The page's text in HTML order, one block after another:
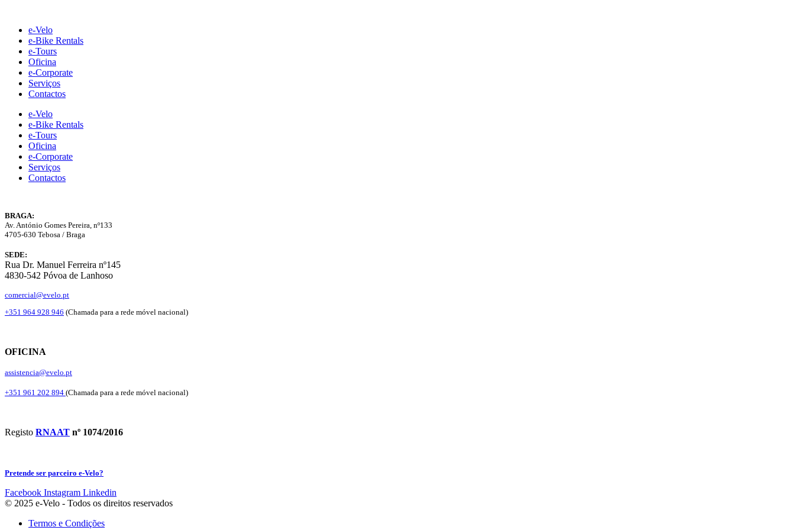
contente-Velo
e-Bike Rentals
e-Tours
Oficina
e-Corporate
Serviços
Contactos
e-Velo
e-Bike Rentals
e-Tours
Oficina
e-Corporate
Serviços
Contactos
BRAGA:
Av. António Gomes Pereira, nº133
4705-630 Tebosa / Braga
SEDE:
Rua Dr. Manuel Ferreira nº145
4830-542 Póvoa de Lanhoso
comercial@evelo.pt
+351 964 928 946 (Chamada para a rede móvel nacional)
OFICINA
assistencia@evelo.pt
+351 961 202 894 (Chamada para a rede móvel nacional)
Registo RNAAT nº 1074/2016
Pretende ser parceiro e-Velo?
Facebook Instagram Linkedin
© 2025 e-Velo - Todos os direitos reservados
Termos e Condições